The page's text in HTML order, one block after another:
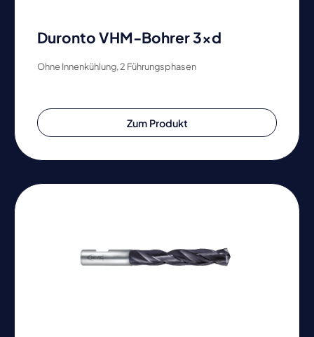
Duronto VHM-Bohrer 3xd
Ohne Innenkühlung, 2 Führungsphasen
Zum Produkt